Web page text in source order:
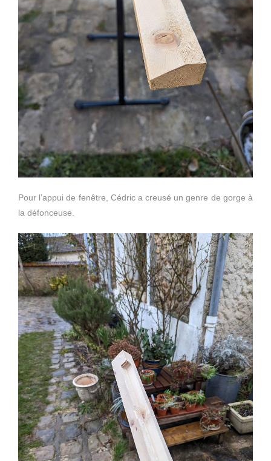
Pour l’appui de fenêtre, Cédric a creusé un genre de gorge à
la défonceuse.